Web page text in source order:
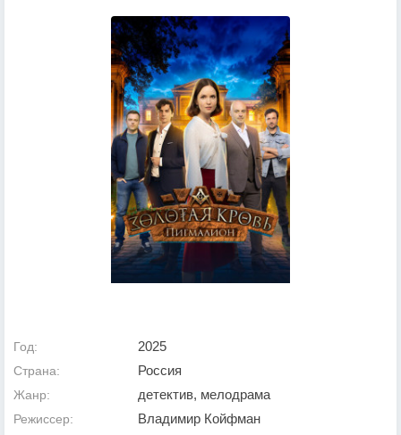
Год: 2025
Страна: Россия
Жанр: детектив, мелодрама
Режиссер: Владимир Койфман